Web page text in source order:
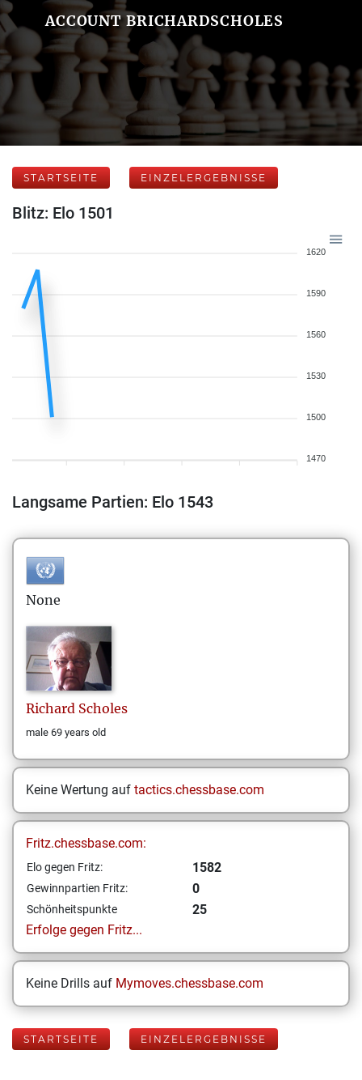
ACCOUNT BRICHARDSCHOLES
STARTSEITE EINZELERGEBNISSE
Blitz: Elo 1501
1620
1590
1560
1530
1500
1470
Langsame Partien: Elo 1543
None
Richard Scholes
male 69 years old
Keine Wertung auf tactics.chessbase.com
Fritz.chessbase.com:
Elo gegen Fritz: 1582
Gewinnpartien Fritz: 0
Schönheitspunkte
25
Erfolge gegen Fritz...
Keine Drills auf Mymoves.chessbase.com
STARTSEITE EINZELERGEBNISSE